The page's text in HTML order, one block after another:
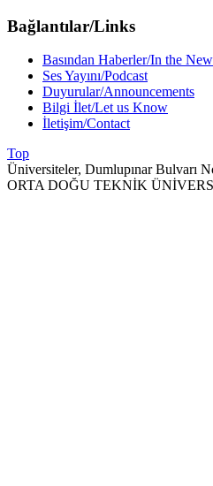
Bağlantılar/Links
Basından Haberler/In the
Ses Yayını/Podcast
Duyurular/Announcements
Bilgi İlet/Let us Know
İletişim/Contact
Top
Üniversiteler, Dumlupınar Bulvarı
ORTA DOĞU TEKNİK